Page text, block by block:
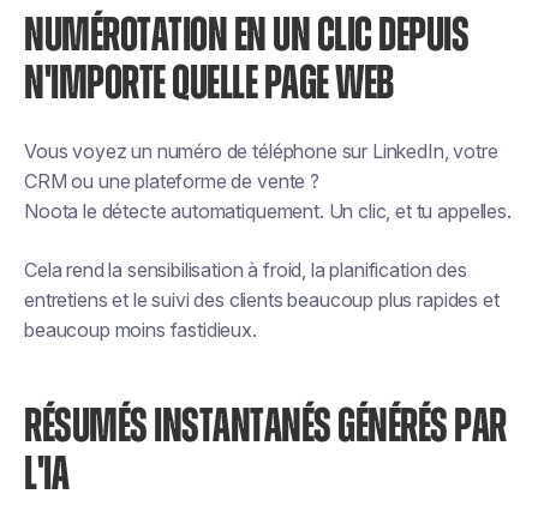
NUMÉROTATION EN UN CLIC DEPUIS
N'IMPORTE QUELLE PAGE WEB
Vous voyez un numéro de téléphone sur LinkedIn, votre
CRM ou une plateforme de vente ?
Noota le détecte automatiquement. Un clic, et tu appelles.
Cela rend la sensibilisation à froid, la planification des
entretiens et le suivi des clients beaucoup plus rapides et
beaucoup moins fastidieux.
RÉSUMÉS INSTANTANÉS GÉNÉRÉS PAR
L'IA